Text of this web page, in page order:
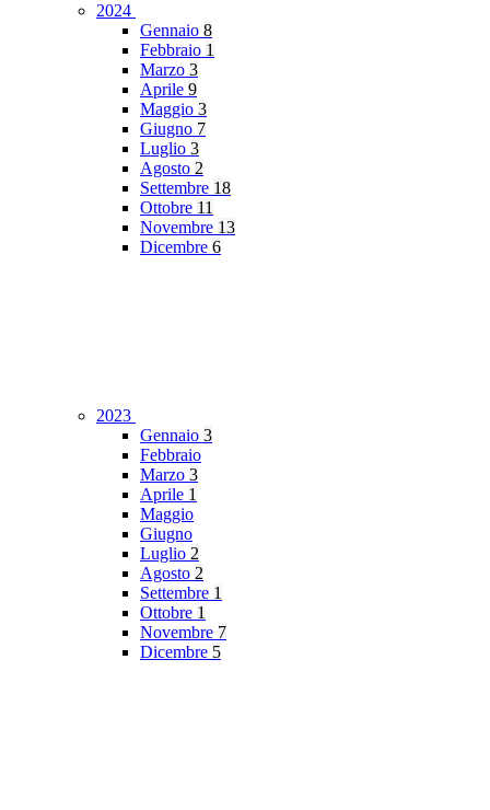
2024
Gennaio 8
Febbraio 1
Marzo 3
Aprile 9
Maggio 3
Giugno 7
Luglio 3
Agosto 2
Settembre 18
Ottobre 11
Novembre 13
Dicembre 6
2023
Gennaio 3
Febbraio
Marzo 3
Aprile 1
Maggio
Giugno
Luglio 2
Agosto 2
Settembre 1
Ottobre 1
Novembre 7
Dicembre 5